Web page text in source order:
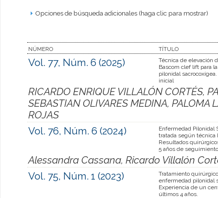
Opciones de búsqueda adicionales (haga clic para mostrar)
NÚMERO TÍTULO
Vol. 77, Núm. 6 (2025)
Técnica de elevación
Bascom clef lift para
pilonidal
inicial
RICARDO ENRIQUE VILLALÓN CORTÉS,
SEBASTIAN OLIVARES MEDINA, PALOMA
ROJAS
Vol. 76, Núm. 6 (2024)
Enfermedad Pilonidal
tratada según técnica
Resultados
5 años de seguimiento
Alessandra Cassana, Ricardo Villalón
Vol. 75, Núm. 1 (2023)
Tratamiento
enfermedad pilonidal
Experiencia de un
últimos 4 años.